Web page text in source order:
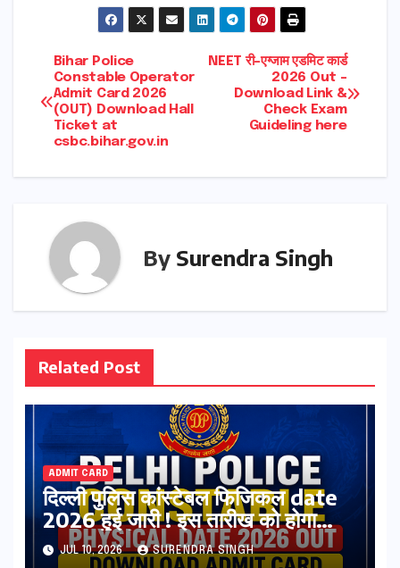
Post
navigation
NEET री-एग्जाम एडमिट कार्ड
2026 Out –
Download Link &
Check Exam
Guideling here
Bihar Police
Constable Operator
Admit Card 2026
(OUT) Download Hall
Ticket at
csbc.bihar.gov.in
By Surendra Singh
Related Post
ADMIT CARD
दिल्ली पुलिस कांस्टेबल फिजिकल date
2026 हुई जारी ! इस तारीख को होगा
एडमिट कार्ड जारी
JUL 10, 2026 SURENDRA SINGH